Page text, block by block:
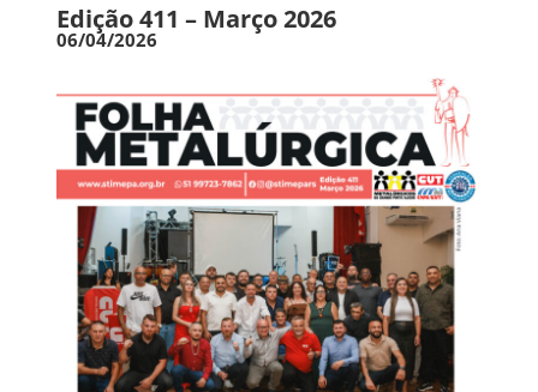
Edição 411 – Março 2026
06/04/2026